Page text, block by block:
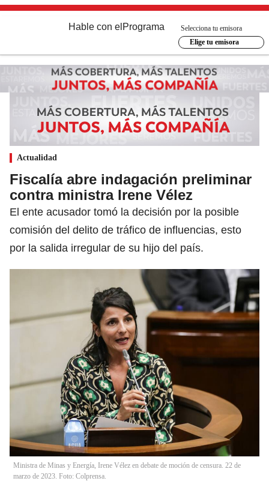
Hable con el Programa
Selecciona tu emisora
Elige tu emisora
Actualidad
Fiscalía abre indagación preliminar
contra ministra Irene Vélez
El ente acusador tomó la decisión por la posible
comisión del delito de tráfico de influencias, esto
por la salida irregular de su hijo del país.
Ministra de Minas y Energía, Irene Vélez en debate de moción de censura. 22 de
marzo de 2023. Foto: Colprensa.